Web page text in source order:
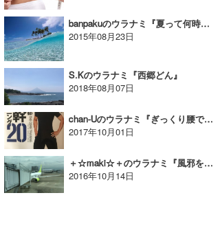
banpakuのウラナミ『夏って何時間・・・？』
2015年08月23日
S.Kのウラナミ『西郷どん』
2018年08月07日
chan-Uのウラナミ『ぎっくり腰ではなく椎間板ヘルニアでした』
2017年10月01日
＋☆maki☆＋のウラナミ『風邪をひいているときに飛行機に乗ったら中耳炎になったお話』
2016年10月14日